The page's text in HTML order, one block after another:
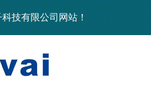
技有限公司网站！